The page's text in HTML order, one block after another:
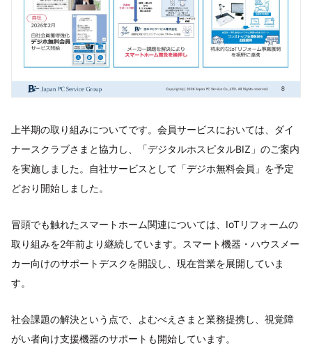
上半期の取り組みについてです。会員サービスにおいては、ダイ
ナースクラブさまと協力し、「デジタルホスピタルBIZ」のご案内
を実施しました。自社サービスとして「デジホ無料会員」を予定
どおり開始しました。
冒頭でも触れたスマートホーム関連については、IoTリフォームの
取り組みを2年前より継続しています。スマート機器・ハウスメー
カー向けのサポートデスクを開設し、現在営業を展開していま
す。
社会課題の解決という点で、よむべえさまと業務提携し、視覚障
がい者向け支援機器のサポートも開始しています。